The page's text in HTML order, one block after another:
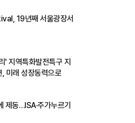
19년째 서울광장서
' 지역특화발전특구 지
미래 성장동력으로
제동…ISA·주가누르기